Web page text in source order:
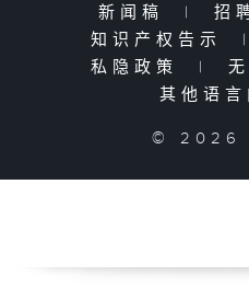
新闻稿 | 招
知识产权告示
|
私隐政策
|
其他语
© 2026